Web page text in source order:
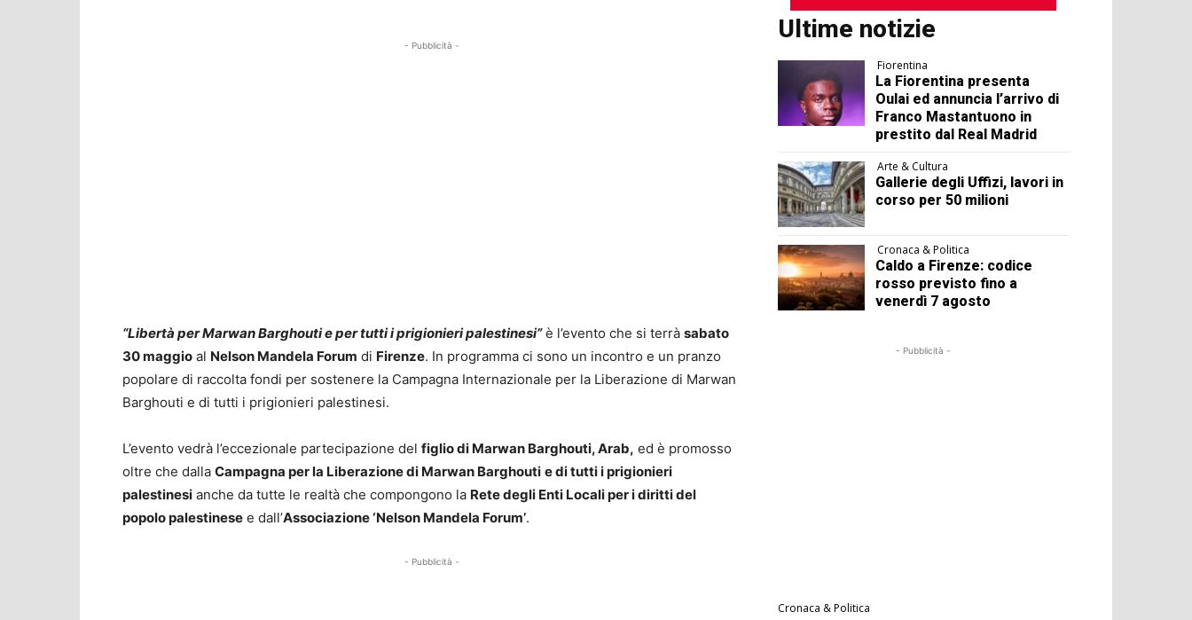
- Pubblicità -
“Libertà per Marwan Barghouti e per tutti i prigionieri palestinesi”è l’evento che si terrà sabato
30 maggio al Nelson Mandela Forum di Firenze. In programma ci sono un incontro e un pranzo
popolare di raccolta fondi per sostenere la Campagna Internazionale per la Liberazione di Marwan
Barghouti e di tutti i prigionieri palestinesi.
L’evento vedrà l’eccezionale partecipazione del figlio di Marwan Barghouti, Arab, ed è promosso
oltre che dalla Campagna per la Liberazione di Marwan Barghouti e di tutti i prigionieri
palestinesi anche da tutte le realtà che compongono la Rete degli Enti Locali per i diritti del
popolo palestinese e dall’Associazione ‘Nelson Mandela Forum’.
- Pubblicità -
Ultime notizie
Fiorentina
La Fiorentina presenta
Oulai ed annuncia l’arrivo di
Franco Mastantuono in
prestito dal Real Madrid
Arte & Cultura
Gallerie degli Uffizi, lavori in
corso per 50 milioni
Cronaca & Politica
Caldo a Firenze: codice
rosso previsto fino a
venerdì 7 agosto
- Pubblicità -
Cronaca & Politica